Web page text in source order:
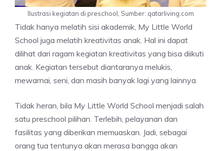
Ilustrasi kegiatan di preschool, Sumber: qatarliving.com
Tidak hanya melatih sisi akademik, My Little World
School juga melatih kreativitas anak. Hal ini dapat
dilihat dari ragam kegiatan kreativitas yang bisa diikuti
anak. Kegiatan tersebut diantaranya melukis,
mewarnai, seni, dan masih banyak lagi yang lainnya.
Tidak heran, bila My Little World School menjadi salah
satu preschool pilihan. Terlebih, pelayanan dan
fasilitas yang diberikan memuaskan. Jadi, sebagai
orang tua tentunya akan merasa bangga akan